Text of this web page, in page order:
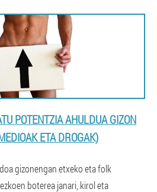
POTENTZIA AHULDUA GIZON
ETA DROGAK)
gizonengan etxeko eta folk
boterea janari, kirol eta